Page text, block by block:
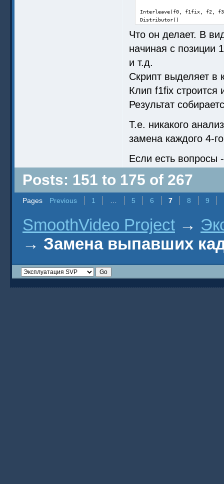
Interleave(f0, f1fix, f2,
Distributor()
Что он делает. В
начиная с позиции
и т.д.
Скрипт выделяет в
Клип f1fix
Результат
Т.е. никакого
замена каждого 4-
Если есть вопросы
Posts: 151 to 175 of 267
Pages Previous 1 … 5 6 7 8 9
SmoothVideo Project →
→ Замена выпавших